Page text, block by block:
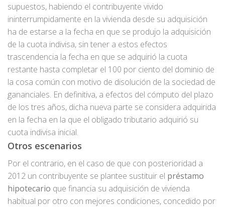
supuestos, habiendo el contribuyente vivido
ininterrumpidamente en la vivienda desde su adquisición
ha de estarse a la fecha en que se produjo la adquisición
de la cuota indivisa, sin tener a estos efectos
trascendencia la fecha en que se adquirió la cuota
restante hasta completar el 100 por ciento del dominio de
la cosa común con motivo de disolución de la sociedad de
gananciales. En definitiva, a efectos del cómputo del plazo
de los tres años, dicha nueva parte se considera adquirida
en la fecha en la que el obligado tributario adquirió su
cuota indivisa inicial.
Otros escenarios
Por el contrario, en el caso de que con posterioridad a
2012 un contribuyente se plantee sustituir el préstamo
hipotecario que financia su adquisición de vivienda
habitual por otro con mejores condiciones, concedido por